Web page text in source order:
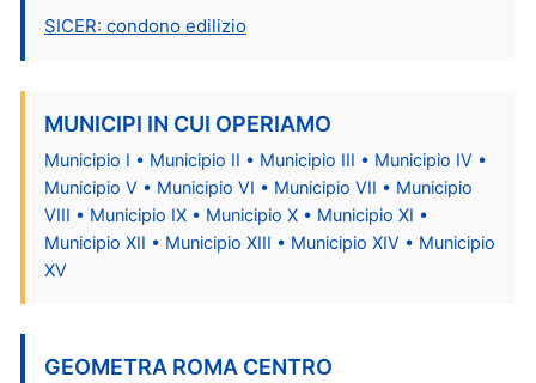
SICER: condono edilizio
MUNICIPI IN CUI OPERIAMO
Municipio I • Municipio II • Municipio III • Municipio IV •
Municipio V • Municipio VI • Municipio VII • Municipio
VIII • Municipio IX • Municipio X • Municipio XI •
Municipio XII • Municipio XIII • Municipio XIV • Municipio
XV
GEOMETRA ROMA CENTRO